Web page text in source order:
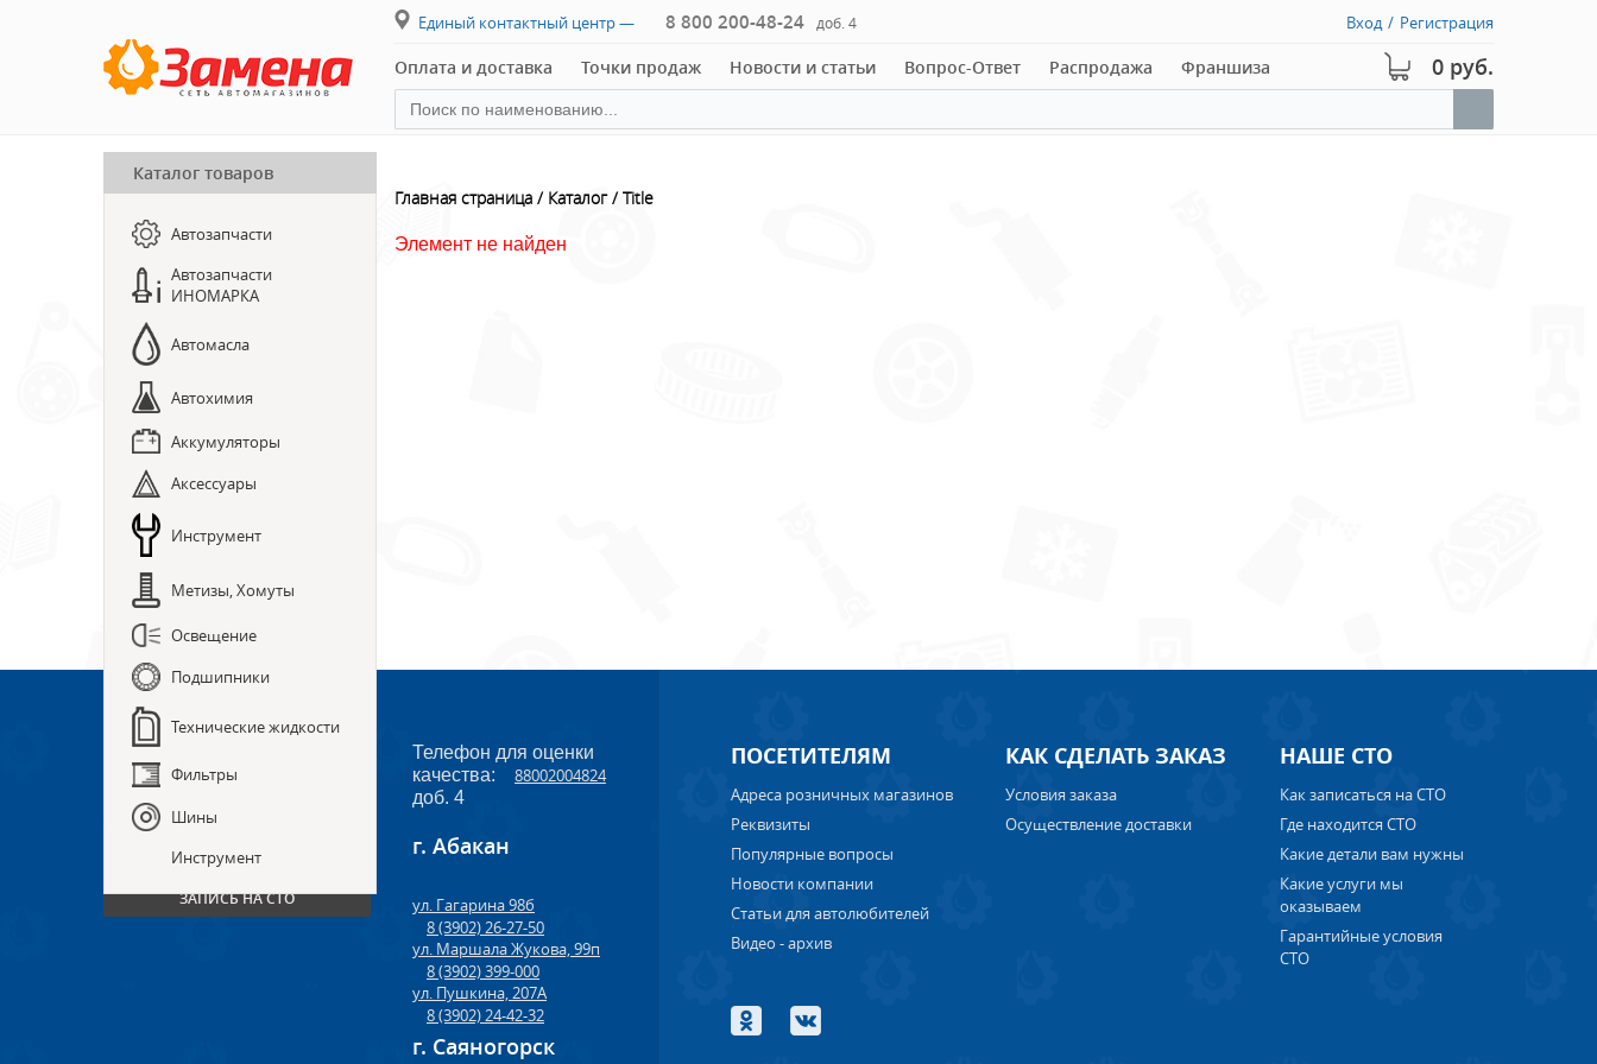
Единый контактный центр — 8 800 200-48-24 доб. 4 Вход / Регистрация
Оплата и доставка Точки продаж Новости и статьи Вопрос-Ответ Распродажа Франшиза 0 руб.
ПРЕДЗАКАЗ ЗАПЧАСТЕЙ
ЗАПИСЬ НА СТО
Каталог товаров
Автозапчасти
Автозапчасти
ИНОМАРКА
Автомасла
Автохимия
Аккумуляторы
Аксессуары
Инструмент
Метизы, Хомуты
Освещение
Подшипники
Технические жидкости
Фильтры
Шины
Инструмент
Главная страница Каталог Title
Элемент не найден
ПРЕДЗАКАЗ ЗАПЧАСТЕЙ
ЗАПИСЬ НА СТО
Телефон для оценки
качества:
88002004824
доб. 4
г. Абакан
ул. Гагарина 98б
8 (3902) 26-27-50
ул. Маршала Жукова, 99п
8 (3902) 399-000
ул. Пушкина, 207А
8 (3902) 24-42-32
г. Саяногорск
ПОСЕТИТЕЛЯМ
Адреса розничных магазинов
Реквизиты
Популярные вопросы
Новости компании
Статьи для автолюбителей
Видео - архив
КАК СДЕЛАТЬ ЗАКАЗ
Условия заказа
Осуществление доставки
НАШЕ СТО
Как записаться на СТО
Где находится СТО
Какие детали вам нужны
Какие услуги мы
оказываем
Гарантийные условия
СТО